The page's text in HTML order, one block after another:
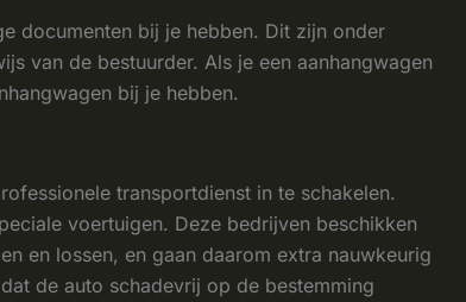
documenten bij je hebben. Dit zijn onder
van de bestuurder. Als je een aanhangwagen
bij je hebben.
transportdienst in te schakelen.
voertuigen. Deze bedrijven beschikken
en lossen, en gaan daarom extra nauwkeurig
de auto schadevrij op de bestemming